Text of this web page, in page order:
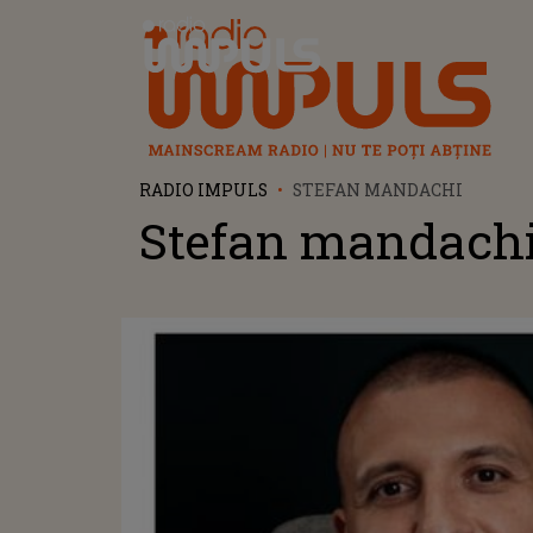
Radio Impuls
RADIO IMPULS STEFAN MANDACHI
Stefan